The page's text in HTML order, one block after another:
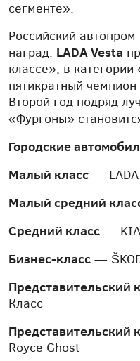
сегменте».
Российский
наград. LADA Vesta
классе», в
пятикратный
Второй год подряд
«Фургоны»
Городские
Малый класс —
Малый средний
Средний класс —
Бизнес-класс —
Представительский
Класс
Представительский
Royce Ghost